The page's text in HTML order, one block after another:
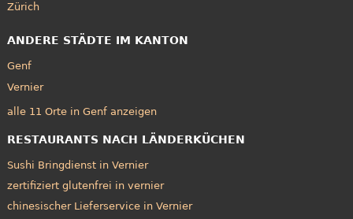
Zürich
ANDERE STÄDTE IM KANTON
Genf
Vernier
alle 11 Orte in Genf anzeigen
RESTAURANTS NACH LÄNDERKÜCHEN
Sushi Bringdienst in Vernier
zertifiziert glutenfrei in vernier
chinesischer Lieferservice in Vernier